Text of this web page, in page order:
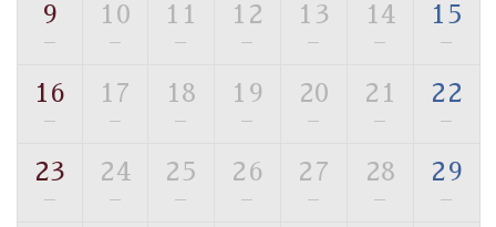
【お食事】
・朝夕個室料亭で個室食
・夕食は地産地消の創作和会席 美湖膳（二十四節気と
いう昔の暦による料理表現）
9
—
10
—
11
—
12
—
13
—
14
—
15
—
16
—
17
—
18
—
19
—
20
—
21
—
22
—
23
—
24
—
25
—
26
—
27
—
28
—
29
—